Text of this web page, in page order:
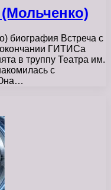
биография Встреча с
ГИТИСа
в труппу Театра им.
с